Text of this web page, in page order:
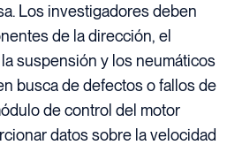
Los investigadores deben
de la dirección, el
suspensión y los neumáticos
busca de defectos o fallos de
de control del motor
datos sobre la velocidad